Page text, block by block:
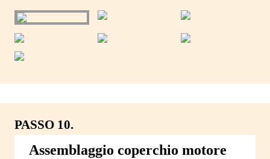
PASSO 10.
Assemblaggio coperchio motore